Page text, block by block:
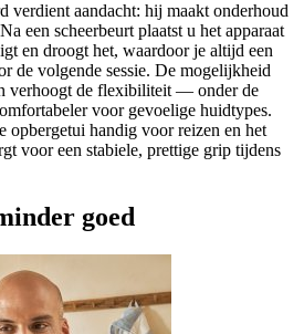
verdient aandacht: hij maakt onderhoud
een scheerbeurt plaatst u het apparaat
en droogt het, waardoor je altijd een
de volgende sessie. De mogelijkheid
verhoogt de flexibiliteit — onder de
voor gevoelige huidtypes.
opbergetui handig voor reizen en het
voor een stabiele, prettige grip tijdens
goed